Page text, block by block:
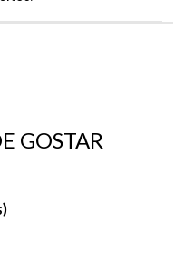
GOSTAR